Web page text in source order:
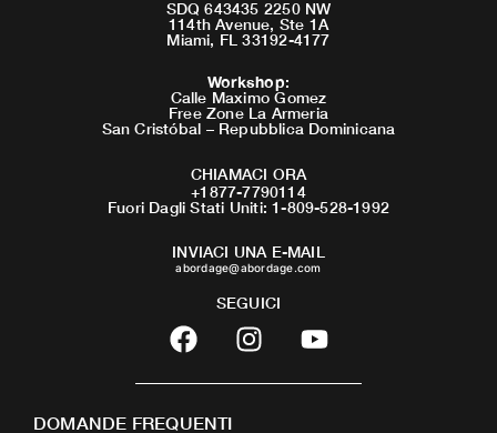
SDQ 643435 2250 NW
114th Avenue, Ste 1A
Miami, FL 33192-4177
Workshop:
Calle Maximo Gomez
Free Zone La Armeria
San Cristóbal – Repubblica Dominicana
CHIAMACI ORA
+1877-7790114
Fuori Dagli Stati Uniti: 1-809-528-1992
INVIACI UNA E-MAIL
abordage@abordage.com
SEGUICI
F
a
c
I
n
s
Y
o
u
DOMANDE FREQUENTI